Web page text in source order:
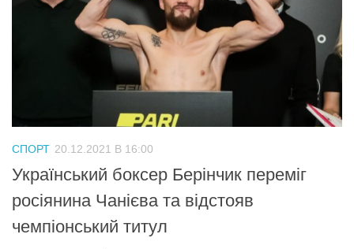
СПОРТ 20.12.2021 В 16:00
Український боксер Берінчик переміг
росіянина Чанієва та відстояв
чемпіонський титул